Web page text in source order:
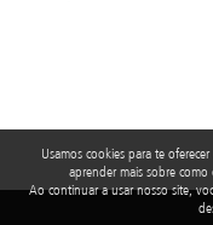
Usamos cookies para te
aprender mais sobre
Ao continuar a usar nosso site,